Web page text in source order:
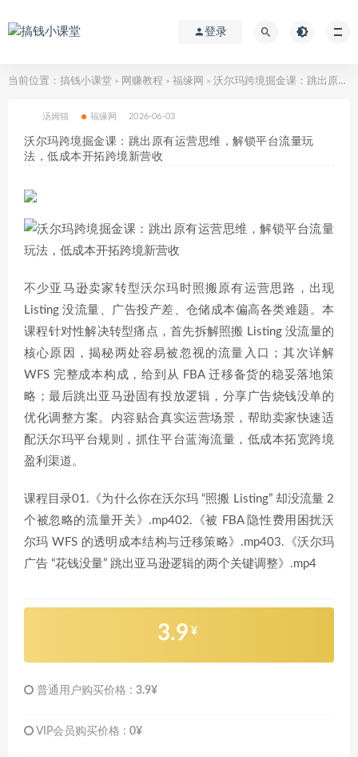
登录
当前位置： 搞钱小课堂 > 网赚教程 > 福缘网 > 沃尔玛跨境掘金课：跳出原有运营思维，解锁平台流量玩法，低成本开拓跨境新营收
汤姆猫 福缘网 2026-06-03
沃尔玛跨境掘金课：跳出原有运营思维，解锁平台流量玩
法，低成本开拓跨境新营收
不少亚马逊卖家转型沃尔玛时照搬原有运营思路，出现
Listing 没流量、广告投产差、仓储成本偏高各类难题。本
课程针对性解决转型痛点，首先拆解照搬 Listing 没流量的
核心原因，揭秘两处容易被忽视的流量入口；其次详解
WFS 完整成本构成，给到从 FBA 迁移备货的稳妥落地策
略；最后跳出亚马逊固有投放逻辑，分享广告烧钱没单的
优化调整方案。内容贴合真实运营场景，帮助卖家快速适
配沃尔玛平台规则，抓住平台蓝海流量，低成本拓宽跨境
盈利渠道。
课程目录01.《为什么你在沃尔玛 “照搬 Listing” 却没流量 2
个被忽略的流量开关》.mp402.《被 FBA 隐性费用困扰沃
尔玛 WFS 的透明成本结构与迁移策略》.mp403.《沃尔玛
广告 “花钱没量” 跳出亚马逊逻辑的两个关键调整》.mp4
3.9 ¥
普通用户购买价格 : 3.9¥
VIP会员购买价格 : 0¥